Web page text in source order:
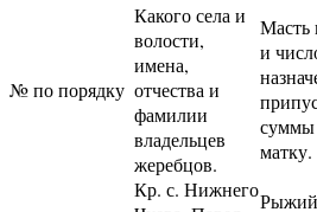
№ по порядку
Какого села и
волости,
имена,
отчества и
фамилии
владельцев
жеребцов.
Масть
и
суммы
матку.
Кр. с. Нижнего